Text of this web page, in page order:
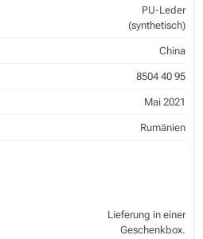
PU-Leder
(synthetisch)
China
8504 40 95
Mai 2021
Rumänien
Lieferung in einer
Geschenkbox.